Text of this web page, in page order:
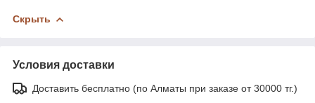
Скрыть
Условия доставки
Доставить бесплатно (по Алматы при заказе от 30000 тг.)